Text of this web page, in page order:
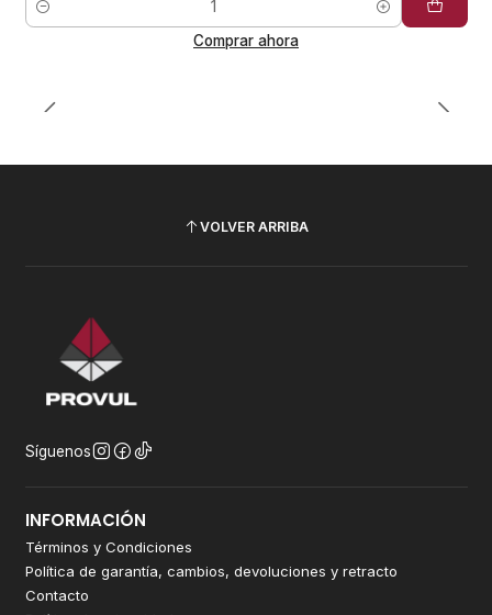
Cantidad
Comprar ahora
VOLVER ARRIBA
Síguenos
INFORMACIÓN
Términos y Condiciones
Política de garantía, cambios, devoluciones y retracto
Contacto